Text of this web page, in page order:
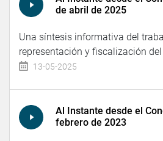
de abril de 2025
Una síntesis informativa del
representación y fiscalización
13-05-2025
Al Instante desde el
febrero de 2023